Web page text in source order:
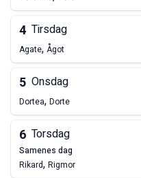
4 Tirsdag
Agate, Ågot
5 Onsdag
Dortea, Dorte
6 Torsdag
samenes dag
Rikard, Rigmor